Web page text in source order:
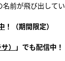
前が飛び出してい
！（期間限定）
） 」でも配信中！